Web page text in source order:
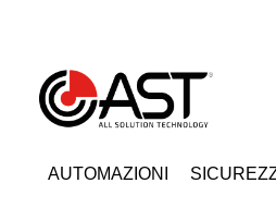
AUTOMAZIONI